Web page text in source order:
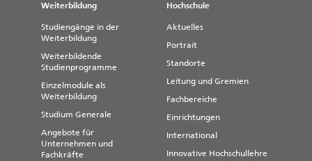
Weiterbildung
Studiengänge in der
Weiterbildung
Weiterbildende
Studienprogramme
Einzelmodule als
Weiterbildung
Studium Generale
Angebote für
Unternehmen und
Fachkräfte
Hochschule
Aktuelles
Portrait
Standorte
Leitung und Gremien
Fachbereiche
Einrichtungen
International
Innovative Hochschullehre